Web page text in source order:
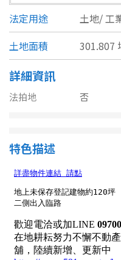
基隆市
新北市
宜蘭縣
苗栗縣
台中市
彰化縣
南投縣
類型(可複選)
別墅
農舍
廠辦
坪數
法定用途 土地/工
土地面積
301.807
詳細資訊
法拍地 否
特色描述